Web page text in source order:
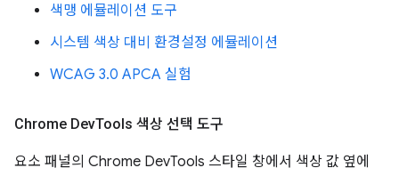
색맹 에뮬레이션 도구
시스템 색상 대비 환경설정 에뮬레이션
WCAG 3.0 APCA 실험
Chrome DevTools 색상 선택 도구
요소 패널의 Chrome DevTools 스타일 창에서 색상 값 옆에